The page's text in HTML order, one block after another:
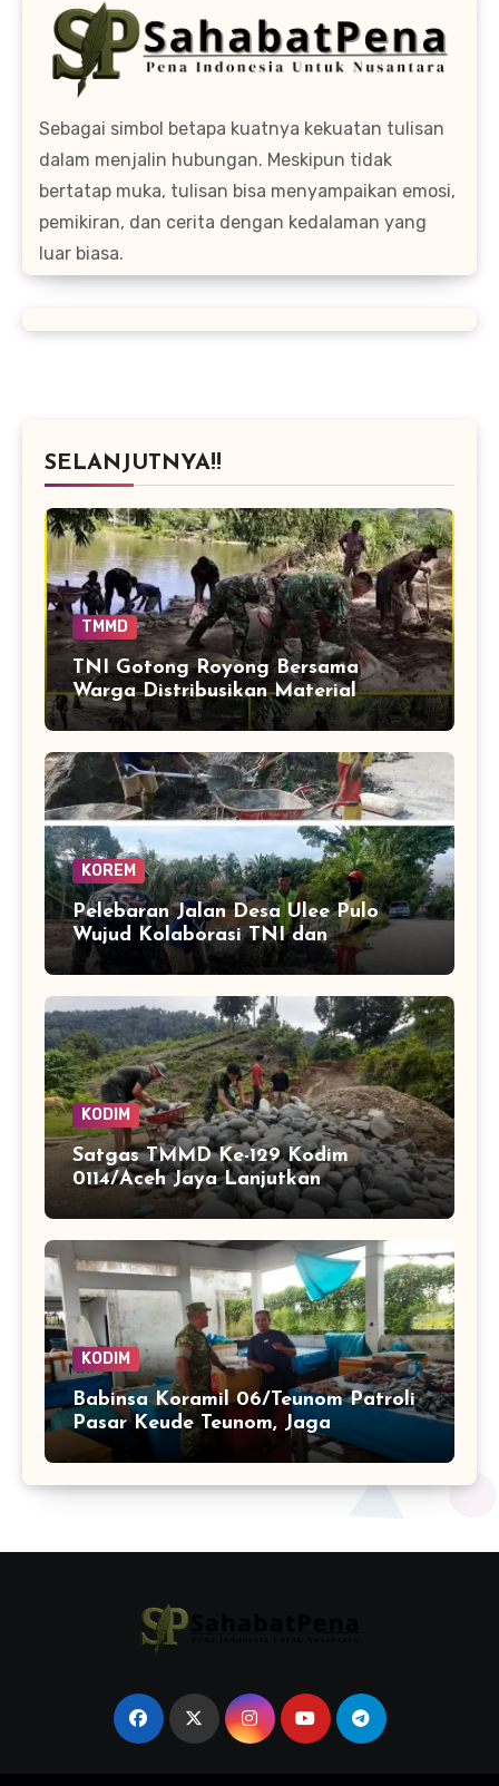
Sebagai simbol betapa kuatnya kekuatan tulisan
dalam menjalin hubungan. Meskipun tidak
bertatap muka, tulisan bisa menyampaikan emosi,
pemikiran, dan cerita dengan kedalaman yang
luar biasa.
SELANJUTNYA!!
TMMD
TNI Gotong Royong Bersama
Warga Distribusikan Material
Jembatan Perintis Cibubukan–
Serasah
KOREM
Pelebaran Jalan Desa Ulee Pulo
Wujud Kolaborasi TNI dan
Masyarakat Bangun Infrastruktur
KODIM
Satgas TMMD Ke-129 Kodim
0114/Aceh Jaya Lanjutkan
Pembuatan Jembatan Kayu 4×6
KODIM
Babinsa Koramil 06/Teunom Patroli
Pasar Keude Teunom, Jaga
Keamanan dan Kenyamanan